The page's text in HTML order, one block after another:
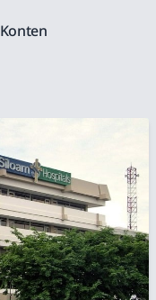
Konten